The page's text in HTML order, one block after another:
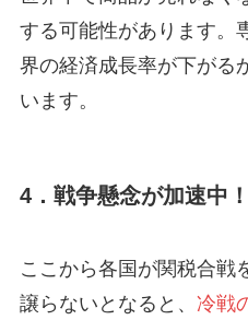
する可能性があります。
界の経済成長率が下がる
います。
4．戦争懸念が加速中！
ここから各国が関税合戦
譲らないとなると、 冷戦